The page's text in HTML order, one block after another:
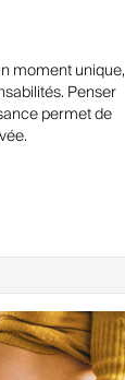
moment unique,
Penser
permet de